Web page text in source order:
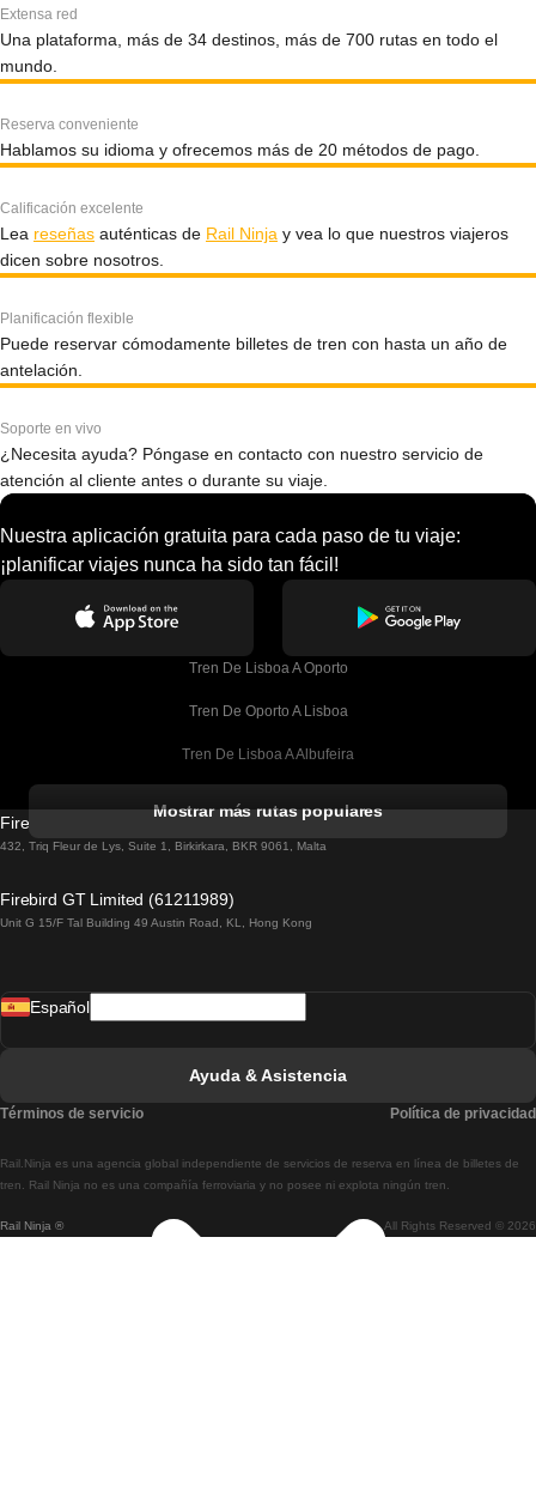
Extensa red
Una plataforma, más de 34 destinos, más de 700 rutas en todo el
mundo.
Reserva conveniente
Hablamos su idioma y ofrecemos más de 20 métodos de pago.
Calificación excelente
Lea reseñas auténticas de Rail Ninja y vea lo que nuestros viajeros
dicen sobre nosotros.
Planificación flexible
Puede reservar cómodamente billetes de tren con hasta un año de
antelación.
Soporte en vivo
¿Necesita ayuda? Póngase en contacto con nuestro servicio de
atención al cliente antes o durante su viaje.
Nuestra aplicación gratuita para cada paso de tu viaje:
¡planificar viajes nunca ha sido tan fácil!
Tren De Lisboa A Oporto
Tren De Oporto A Lisboa
Tren De Lisboa A Albufeira
Tren De Lisboa A Lagos
Tren De Lisboa A Madrid
Tren De Lisboa A Braga
Tren De Braga A Lisboa
Mostrar más rutas populares
Firebird GT Limited (OC 1451)
432, Triq Fleur de Lys, Suite 1, Birkirkara, BKR 9061, Malta
Firebird GT Limited (61211989)
Unit G 15/F Tal Building 49 Austin Road, KL, Hong Kong
Rail Ninja ® All Rights Reserved © 2026
Rail.Ninja es una agencia global independiente de servicios de reserva en línea de billetes de
tren. Rail Ninja no es una compañía ferroviaria y no posee ni explota ningún tren.
Español
Ayuda & Asistencia
Términos de servicio Política de privacidad